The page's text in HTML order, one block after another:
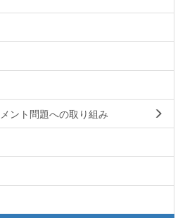
ント問題への取り組み